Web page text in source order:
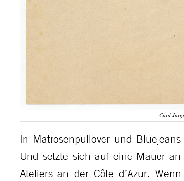
Curd
In Matrosenpullover und
Und setzte sich auf eine Mauer
Ateliers an der Côte d’Azur.